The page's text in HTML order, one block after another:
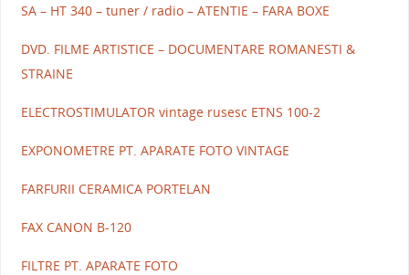
SA – HT 340 – tuner / radio – ATENTIE – FARA BOXE
DVD. FILME ARTISTICE – DOCUMENTARE ROMANESTI &
STRAINE
ELECTROSTIMULATOR vintage rusesc ETNS 100-2
EXPONOMETRE PT. APARATE FOTO VINTAGE
FARFURII CERAMICA PORTELAN
FAX CANON B-120
FILTRE PT. APARATE FOTO